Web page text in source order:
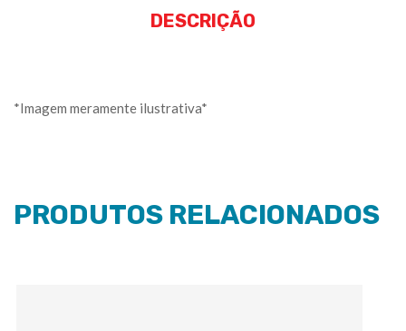
DESCRIÇÃO
*Imagem meramente ilustrativa*
PRODUTOS RELACIONADOS